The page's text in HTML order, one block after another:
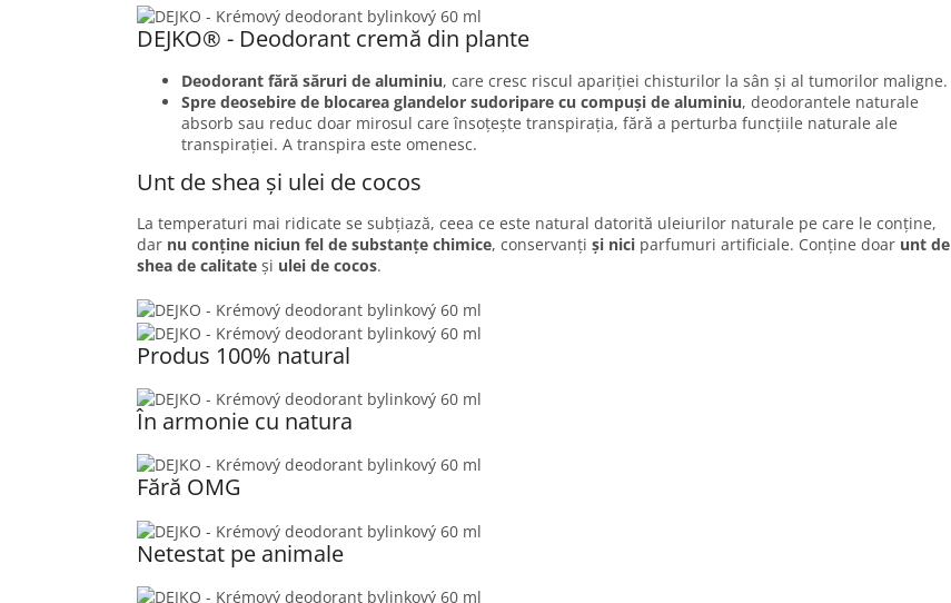
DEJKO® - Deodorant cremă din plante
Deodorant fără săruri de aluminiu, care cresc riscul apariției chisturilor la sân și al tumorilor maligne.
Spre deosebire de blocarea glandelor sudoripare cu compuși de aluminiu, deodorantele naturale
absorb sau reduc doar mirosul care însoțește transpirația, fără a perturba funcțiile naturale ale
transpirației. A transpira este omenesc.
Unt de shea și ulei de cocos
La temperaturi mai ridicate se subțiază, ceea ce este natural datorită uleiurilor naturale pe care le conține,
dar nu conține niciun fel de substanțe chimice, conservanți și nici parfumuri artificiale. Conține doar unt de
shea de calitate și ulei de cocos.
Produs 100% natural
În armonie cu natura
Fără OMG
Netestat pe animale